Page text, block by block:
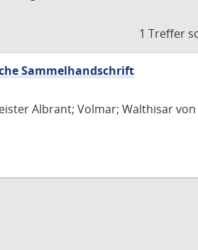
1 Treffer
Sammelhandschrift
Albrant; Volmar; Walthisar